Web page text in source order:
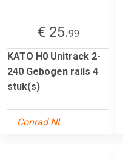
€ 25.99
KATO H0 Unitrack 2-
240 Gebogen rails 4
stuk(s)
Conrad NL